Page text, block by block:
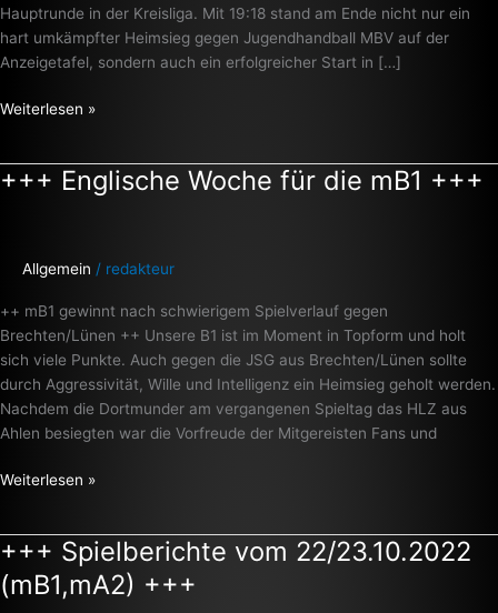
Hauptrunde in der Kreisliga. Mit 19:18 stand am Ende nicht nur ein
hart umkämpfter Heimsieg gegen Jugendhandball MBV auf der
Anzeigetafel, sondern auch ein erfolgreicher Start in […]
Weiterlesen »
+++ Englische Woche für die mB1 +++
Allgemein / redakteur
++ mB1 gewinnt nach schwierigem Spielverlauf gegen
Brechten/Lünen ++ Unsere B1 ist im Moment in Topform und holt
sich viele Punkte. Auch gegen die JSG aus Brechten/Lünen sollte
durch Aggressivität, Wille und Intelligenz ein Heimsieg geholt werden.
Nachdem die Dortmunder am vergangenen Spieltag das HLZ aus
Ahlen besiegten war die Vorfreude der Mitgereisten Fans und
+++
+++
Weiterlesen »
+++ Spielberichte vom 22/23.10.2022
(mB1,mA2) +++
+++
Spielberichte
vom